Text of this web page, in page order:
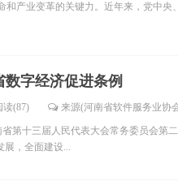
产业变革的关键力。近年来，党中央
数字经济促进条例
读(87) 来源(河南省软件服务业协
省第十三届人民代表大会常务委员会
展，全面建设...